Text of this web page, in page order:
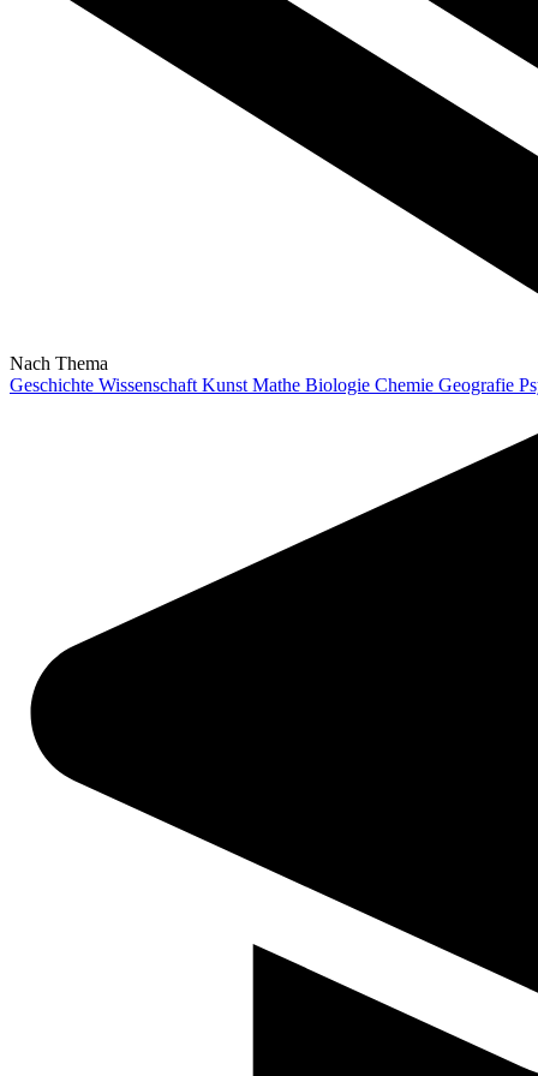
Nach Thema
Geschichte Wissenschaft Kunst Mathe Biologie Chemie Geografie